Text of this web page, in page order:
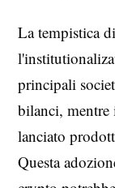
La tempistica
principali
bilanci, mentre
lanciato
Questa